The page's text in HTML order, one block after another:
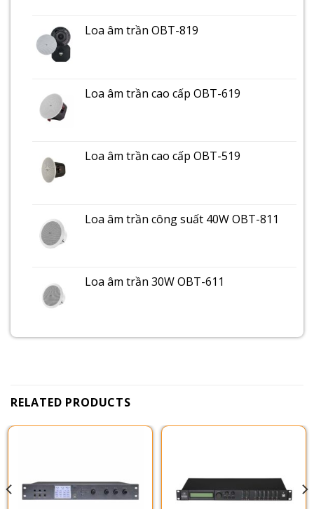
Loa âm trần OBT-819
Loa âm trần cao cấp OBT-619
Loa âm trần cao cấp OBT-519
Loa âm trần công suất 40W OBT-811
Loa âm trần 30W OBT-611
RELATED PRODUCTS